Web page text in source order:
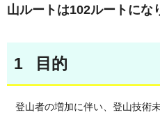
山ルートは102ルートにな
1 目的
登山者の増加に伴い、登山技術